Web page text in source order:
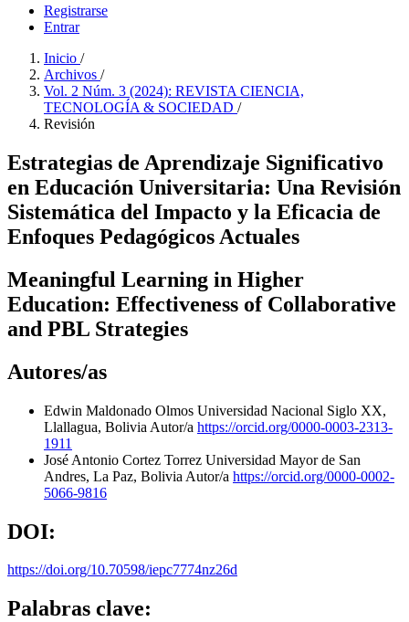
Registrarse
Entrar
Inicio /
Archivos /
Vol. 2 Núm. 3 (2024): REVISTA CIENCIA,
TECNOLOGÍA & SOCIEDAD /
Revisión
Estrategias de Aprendizaje Significativo
en Educación Universitaria: Una Revisión
Sistemática del Impacto y la Eficacia de
Enfoques Pedagógicos Actuales
Meaningful Learning in Higher
Education: Effectiveness of Collaborative
and PBL Strategies
Autores/as
Edwin Maldonado Olmos Universidad Nacional Siglo XX,
Llallagua, Bolivia Autor/a https://orcid.org/0000-0003-2313-
1911
José Antonio Cortez Torrez Universidad Mayor de San
Andres, La Paz, Bolivia Autor/a https://orcid.org/0000-0002-
5066-9816
DOI:
https://doi.org/10.70598/iepc7774nz26d
Palabras clave: